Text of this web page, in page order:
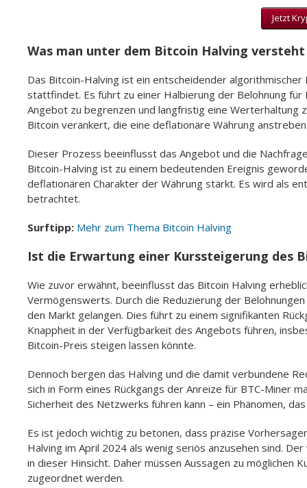
Jetzt
Was man unter dem Bitcoin Halving
Das Bitcoin-Halving ist ein entscheidender
stattfindet. Es führt zu einer Halbierung der Belohnung für
Angebot zu begrenzen und langfristig eine Werterhaltung
Bitcoin verankert, die eine deflationäre Währung
Dieser Prozess beeinflusst das Angebot und die
Bitcoin-Halving ist zu einem bedeutenden Ereignis
deflationären Charakter der Währung stärkt. Es wird als
betrachtet.
Surftipp: Mehr zum Thema Bitcoin Halving
Ist die Erwartung einer Kurssteigerung des
Wie zuvor erwähnt, beeinflusst das Bitcoin Halving
Vermögenswerts. Durch die Reduzierung der
den Markt gelangen. Dies führt zu einem signifikanten
Knappheit in der Verfügbarkeit des Angebots führen,
Bitcoin-Preis steigen lassen könnte.
Dennoch bergen das Halving und die damit verbundene
sich in Form eines Rückgangs der Anreize für BTC-Miner
Sicherheit des Netzwerks führen kann – ein Phänomen,
Es ist jedoch wichtig zu betonen, dass präzise
Halving im April 2024 als wenig seriös anzusehen sind.
in dieser Hinsicht. Daher müssen Aussagen zu möglichen
zugeordnet werden.